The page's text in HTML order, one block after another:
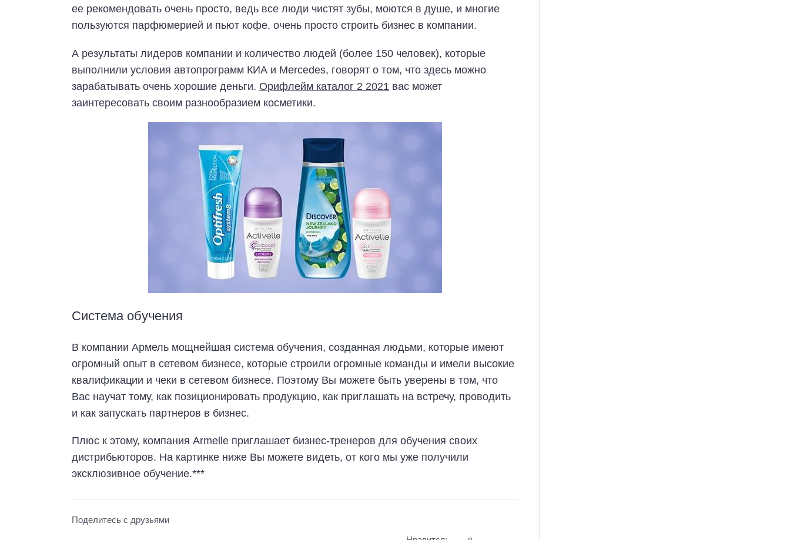
ее рекомендовать очень просто, ведь все люди чистят зубы, моются в душе, и многие
пользуются парфюмерией и пьют кофе, очень просто строить бизнес в компании.
А результаты лидеров компании и количество людей (более 150 человек), которые
выполнили условия автопрограмм КИА и Mercedes, говорят о том, что здесь можно
зарабатывать очень хорошие деньги. Орифлейм каталог 2 2021 вас может
заинтересовать своим разнообразием косметики.
Система обучения
В компании Армель мощнейшая система обучения, созданная людьми, которые имеют
огромный опыт в сетевом бизнесе, которые строили огромные команды и имели высокие
квалификации и чеки в сетевом бизнесе. Поэтому Вы можете быть уверены в том, что
Вас научат тому, как позиционировать продукцию, как приглашать на встречу, проводить
и как запускать партнеров в бизнес.
Плюс к этому, компания Armelle приглашает бизнес-тренеров для обучения своих
дистрибьюторов. На картинке ниже Вы можете видеть, от кого мы уже получили
эксклюзивное обучение.***
Поделитесь с друзьями